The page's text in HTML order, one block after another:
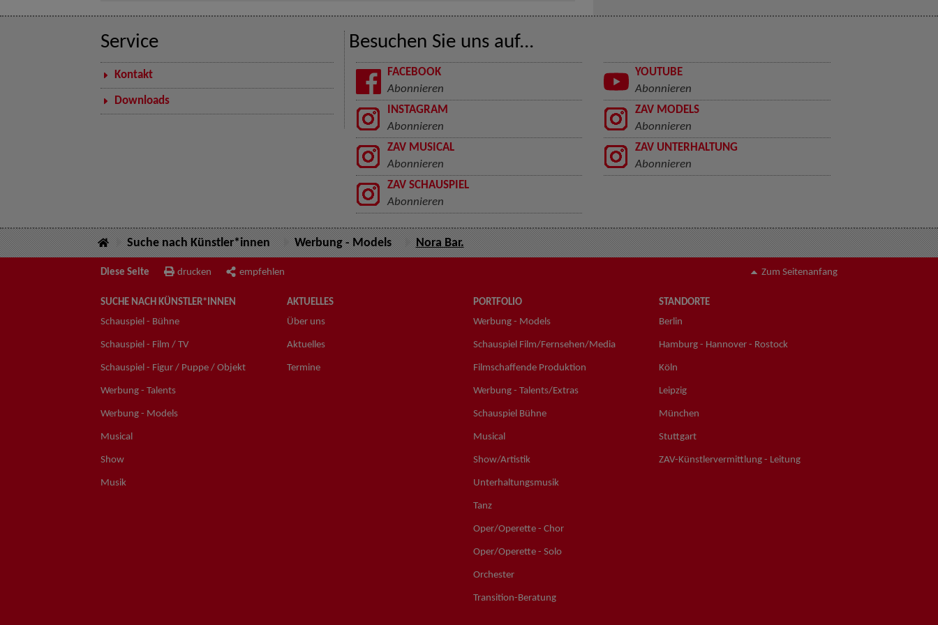
Service
Kontakt
Downloads
Besuchen Sie uns auf...
FACEBOOK
Abonnieren
YOUTUBE
Abonnieren
INSTAGRAM
Abonnieren
ZAV MODELS
Abonnieren
ZAV MUSICAL
Abonnieren
ZAV UNTERHALTUNG
Abonnieren
ZAV SCHAUSPIEL
Abonnieren
Suche nach Künstler*innen Werbung - Models Nora Bar.
Diese Seite drucken empfehlen Zum Seitenanfang
SUCHE NACH KÜNSTLER*INNEN
Schauspiel - Bühne
Schauspiel - Film / TV
Schauspiel - Figur / Puppe / Objekt
Werbung - Talents
Werbung - Models
Musical
Show
Musik
AKTUELLES
Über uns
Aktuelles
Termine
PORTFOLIO
Werbung - Models
Schauspiel Film/Fernsehen/Media
Filmschaffende Produktion
Werbung - Talents/Extras
Schauspiel Bühne
Musical
Show/Artistik
Unterhaltungsmusik
Tanz
Oper/Operette - Chor
Oper/Operette - Solo
Orchester
Transition-Beratung
STANDORTE
Berlin
Hamburg - Hannover - Rostock
Köln
Leipzig
München
Stuttgart
ZAV-Künstlervermittlung - Leitung